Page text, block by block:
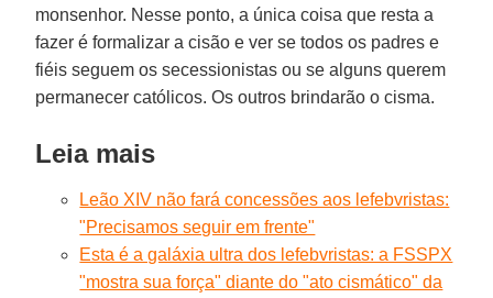
monsenhor. Nesse ponto, a única coisa que resta a
fazer é formalizar a cisão e ver se todos os padres e
fiéis seguem os secessionistas ou se alguns querem
permanecer católicos. Os outros brindarão o cisma.
Leia mais
Leão XIV não fará concessões aos lefebvristas:
"Precisamos seguir em frente"
Esta é a galáxia ultra dos lefebvristas: a FSSPX
"mostra sua força" diante do "ato cismático" da